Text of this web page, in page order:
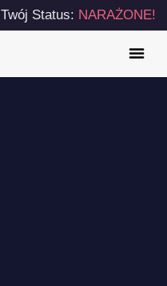
Twój Status: NARAŻONE!